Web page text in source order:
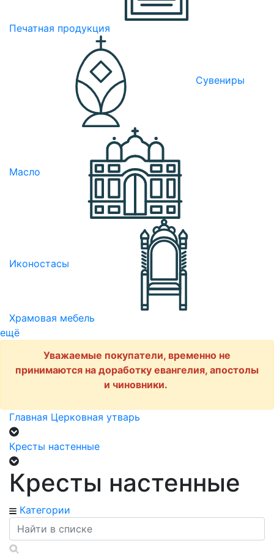
Печатная продукция
Сувениры
Масло
Иконостасы
Храмовая мебель
ещё
Уважаемые покупатели, временно не
принимаются на доработку евангелия, апостолы
и чиновники.
Главная Церковная утварь
Кресты настенные
Кресты настенные
Категории